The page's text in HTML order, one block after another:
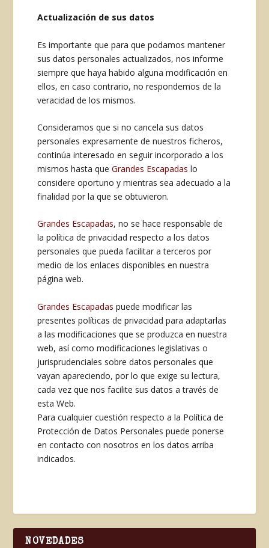
Actualización de sus datos
Es importante que para que podamos mantener
sus datos personales actualizados, nos informe
siempre que haya habido alguna modificación en
ellos, en caso contrario, no respondemos de la
veracidad de los mismos.
Consideramos que si no cancela sus datos
personales expresamente de nuestros ficheros,
continúa interesado en seguir incorporado a los
mismos hasta queGrandes Escapadas lo
considere oportuno y mientras sea adecuado a la
finalidad por la que se obtuvieron.
Grandes Escapadas, no se hace responsable de
la política de privacidad respecto a los datos
personales que pueda facilitar a terceros por
medio de los enlaces disponibles en nuestra
página web.
Grandes Escapadas puede modificar las
presentes políticas de privacidad para adaptarlas
a las modificaciones que se produzca en nuestra
web, así como modificaciones legislativas o
jurisprudenciales sobre datos personales que
vayan apareciendo, por lo que exige su lectura,
cada vez que nos facilite sus datos a través de
esta Web.
Para cualquier cuestión respecto a la Política de
Protección de Datos Personales puede ponerse
en contacto con nosotros en los datos arriba
indicados.
NOVEDADES